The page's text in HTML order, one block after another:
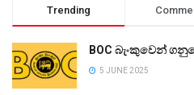
Trending
BOC බැංකුවෙන්
5 JUNE 2025